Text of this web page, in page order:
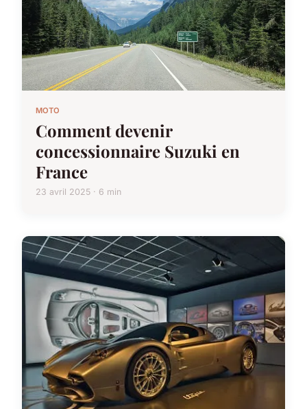
MOTO
Comment devenir
concessionnaire Suzuki en
France
23 avril 2025 · 6 min